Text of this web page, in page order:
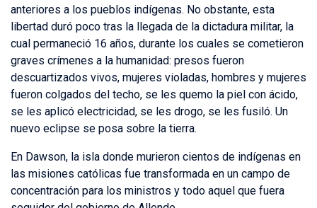
anteriores a los pueblos indígenas. No obstante, esta
libertad duró poco tras la llegada de la dictadura militar, la
cual permaneció 16 años, durante los cuales se cometieron
graves crímenes a la humanidad: presos fueron
descuartizados vivos, mujeres violadas, hombres y mujeres
fueron colgados del techo, se les quemo la piel con ácido,
se les aplicó electricidad, se les drogo, se les fusiló. Un
nuevo eclipse se posa sobre la tierra.
En Dawson, la isla donde murieron cientos de indígenas en
las misiones católicas fue transformada en un campo de
concentración para los ministros y todo aquel que fuera